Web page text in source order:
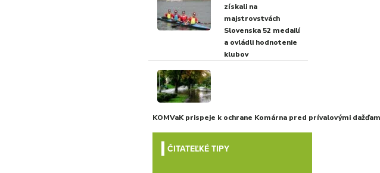
získali na
majstrovstvách
Slovenska 52 medailí
a ovládli hodnotenie
klubov
KOMVaK prispeje k ochrane Komárna pred prívalovými
ČITATEĽKÉ TIPY